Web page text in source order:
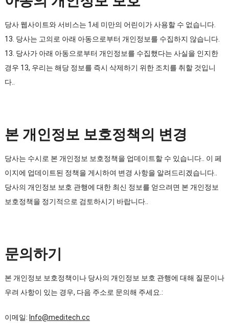
당사 웹사이트와 서비스는 1세 미만의 어린이가 사용할 수 없습니다.
13. 당사는 고의로 아래 아동으로부터 개인정보를 수집하지 않습니다.
13. 당사가 아래 아동으로부터 개인정보를 수집했다는 사실을 인지한
경우 13, 우리는 해당 정보를 즉시 삭제하기 위한 조치를 취할 것입니
다..
본 개인정보 보호정책의 변경
당사는 수시로 본 개인정보 보호정책을 업데이트할 수 있습니다.. 이 페
이지에 업데이트된 정책을 게시하여 변경 사항을 알려드리겠습니다..
당사의 개인정보 보호 관행에 대한 최신 정보를 얻으려면 본 개인정보
보호정책을 정기적으로 검토하시기 바랍니다..
문의하기
본 개인정보 보호정책이나 당사의 개인정보 보호 관행에 대해 질문이나
우려 사항이 있는 경우, 다음 주소로 문의해 주세요.:
이메일: Info@meditech.cc